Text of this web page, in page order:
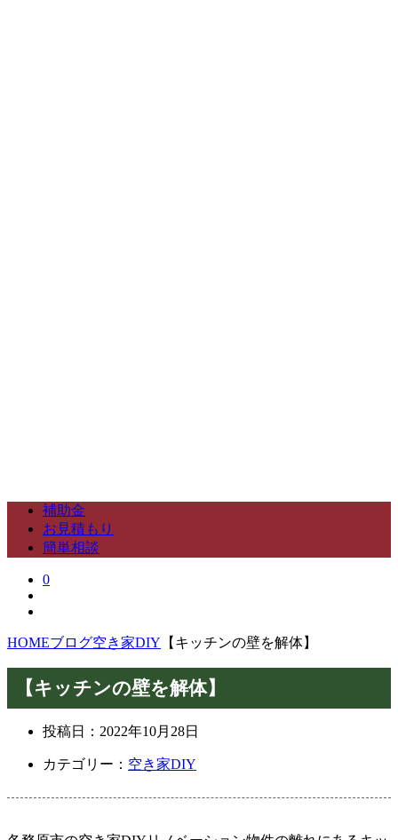
補助金
お見積もり
簡単相談
0
HOMEブログ空き家DIY 【キッチンの壁を解体】
【キッチンの壁を解体】
投稿日： 2022年10月28日
カテゴリー： 空き家DIY